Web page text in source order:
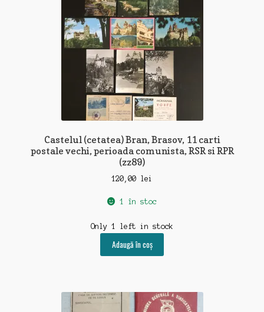
Castelul (cetatea) Bran, Brasov, 11 carti
postale vechi, perioada comunista, RSR si RPR
(zz89)
120,00 lei
1 în stoc
Only 1 left in stock
Adaugă în coș